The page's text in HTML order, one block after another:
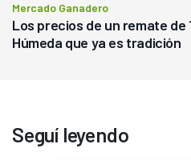
Mercado Ganadero
Los precios de un remate de
Húmeda que ya es tradición
Seguí leyendo